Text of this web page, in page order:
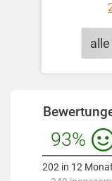
93%
202 in 12